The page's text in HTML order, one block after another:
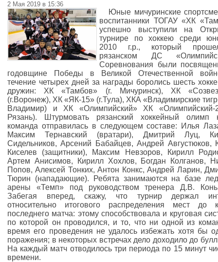
2 Мая 2019 в 15:36
Юные мичуринские
воспитанники ТОГАУ «ХК
успешно выступили на
турнире по хоккею среди
2010 г.р., который
рязанском ДС
Соревнования были
годовщине Победы в Великой Отечественной
течение четырех дней за награды боролись шесть
дружин: ХК «Тамбов» (г. Мичуринск), ХК
(г.Воронеж), ХК «ЯК-15» (г.Тула), ХКА «Владимирские
Владимир) и ХК «Олимпийский» ХК «Олимпийский-
Рязань). Штурмовать рязанский хоккейный олимп
команда отправилась в следующем составе: Илья
Максим Тернавский (вратари), Дмитрий Луц,
Сидельников, Арсений Бабайцев, Андрей Августюков,
Киселев (защитники), Максим Невзоров, Кирилл
Артем Анисимов, Кирилл Хохлов, Богдан Колганов,
Попов, Алексей Тонких, Антон Конкс, Андрей Ларин,
Тюрин (нападающие). Ребята занимаются на базе
арены «Темп» под руководством тренера Д.В.
Забегая вперед, скажу, что турнир держал
относительно итогового распределения мест до
последнего матча: этому способствовала и круговая
по которой он проводился, и то, что ни одной из
время его проведения не удалось избежать хотя бы
поражения; в некоторых встречах дело доходило до
На каждый матч отводилось три периода по 15 минут
времени.